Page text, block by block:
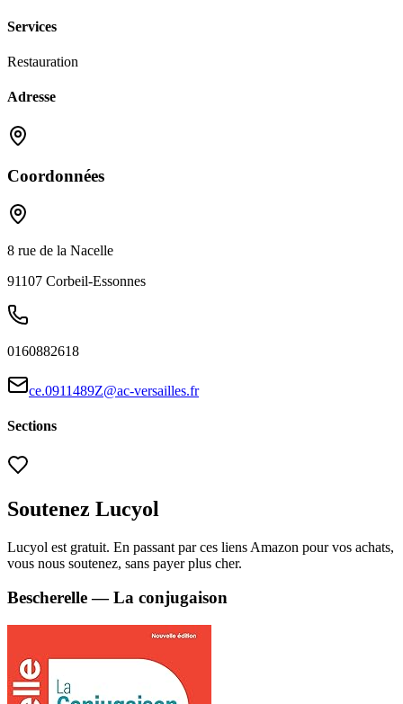
Services
Restauration
Adresse
Coordonnées
8 rue de la Nacelle
91107 Corbeil-Essonnes
0160882618
ce.0911489Z@ac-versailles.fr
Sections
Soutenez Lucyol
Lucyol est gratuit. En passant par ces liens Amazon pour vos achats,
vous nous soutenez, sans payer plus cher.
Bescherelle — La conjugaison